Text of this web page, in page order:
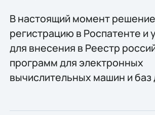
В настоящий момент
регистрацию в Роспатенте и
для внесения в Реестр
программ для электронных
вычислительных машин и баз